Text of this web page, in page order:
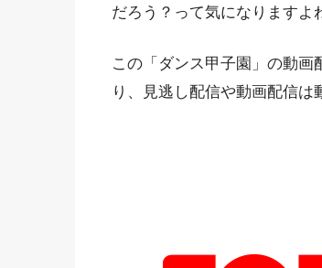
だろう？って気になりますよ
この「ダンス甲子園」の動
り、見逃し配信や動画配信は